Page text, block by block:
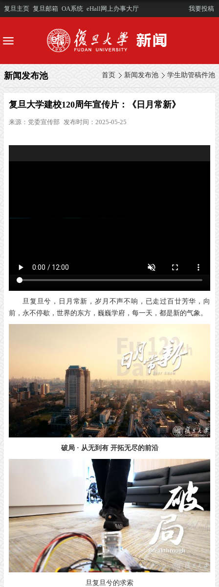
复旦主页 复旦邮箱 OA系统 eHall网上办事大厅 我要投稿
首页 新闻发布池 学生助管稿件池
新闻发布池
复旦大学建校120周年宣传片：《日月常新》
来源： 党委宣传部 发布时间：2025-05-25
旦复旦兮，日月常新， 岁月不声不响， 已走过百廿芳华， 向
前，永不停歇， 世界的东方，巍巍学府， 每一天，都是新的气象。
破局 · 从无到有 开拓无尽的前沿
旦复旦兮的求索